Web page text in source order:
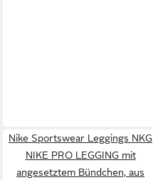
Nike Sportswear Leggings NKG
NIKE PRO LEGGING mit
angesetztem Bündchen, aus